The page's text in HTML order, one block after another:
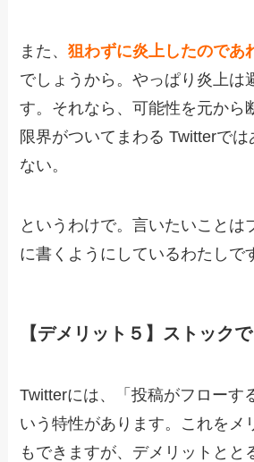
また、狙わずに炎上したのであ
でしょうから。やっぱり炎上は
す。それなら、可能性を元から
限界がついてまわる Twitterでは
ない。
というわけで。言いたいことは
に書くようにしているわたしで
【デメリット５】ストック
Twitterには、「投稿がフローす
いう特性があります。これをメ
もできますが、デメリットとと